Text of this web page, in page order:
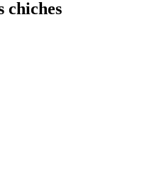
chiches